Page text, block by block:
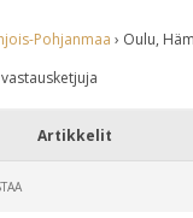
Pohjanmaa › Oulu,
Artikkelit